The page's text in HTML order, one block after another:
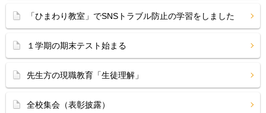
「ひまわり教室」でSNSトラブル防止の学習をしました
１学期の期末テスト始まる
先生方の現職教育「生徒理解」
全校集会（表彰披露）